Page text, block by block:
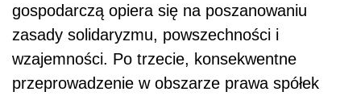
gospodarczą opiera się na poszanowaniu
zasady solidaryzmu, powszechności i
wzajemności. Po trzecie, konsekwentne
przeprowadzenie w obszarze prawa spółek